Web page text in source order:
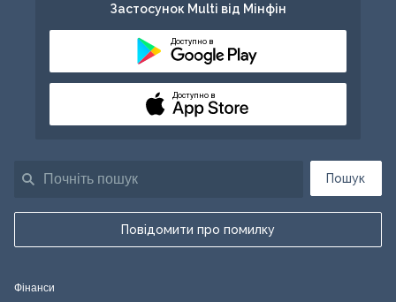
Пошук
Повідомити про помилку
Застосунок Multi від Мінфін
Доступно в
Доступно в
Фінанси